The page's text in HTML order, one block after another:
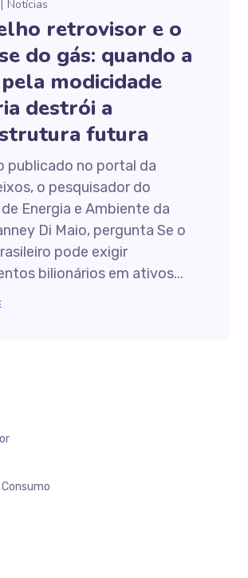
Notícias
retrovisor e o
do gás: quando a
modicidade
destrói a
futura
publicado no portal da
o pesquisador do
Energia e Ambiente da
Di Maio, pergunta Se o
pode exigir
bilionários em ativos...